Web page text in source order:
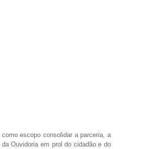
escopo consolidar a parceria, a
Ouvidoria em prol do cidadão e do